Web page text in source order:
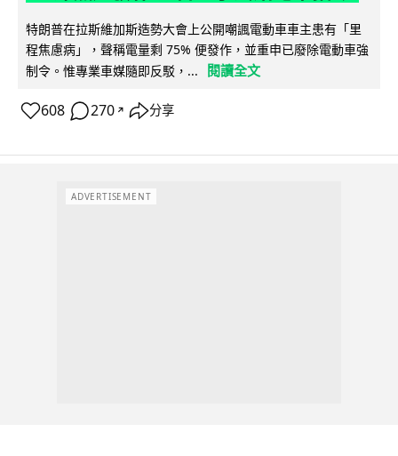
特朗普在拉斯維加斯造勢大會上公開嘲諷電動車車主患有「里
程焦慮病」，聲稱電量剩 75% 便發作，並重申已廢除電動車強
制令。惟專業車媒隨即反駁，...
閱讀全文
608 270 ↗ 分享
ADVERTISEMENT